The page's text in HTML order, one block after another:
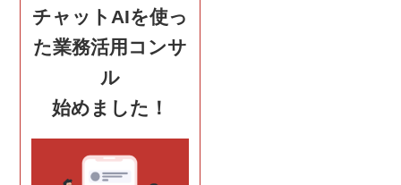
チャットAIを使っ
た業務活用コンサ
ル
始めました！